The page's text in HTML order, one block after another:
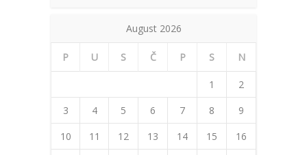
August 2026
P U S Č P S N
1
2
3
4 5 6 7 8
9
10
11 12 13 14 15
16